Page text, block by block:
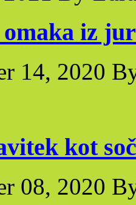
omaka iz
14, 2020
kot
08, 2020